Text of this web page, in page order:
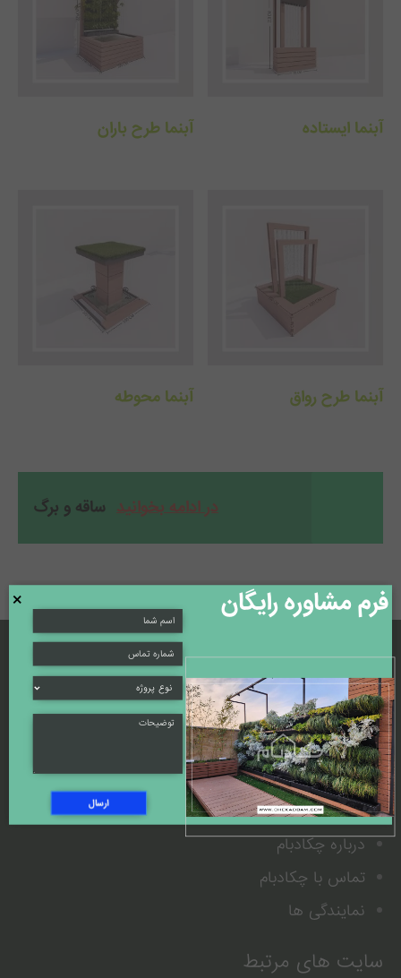
تماس با دفتر مرکزی
آبنما ایستاده آبنما طرح باران
آبنما طرح رواق آبنما محوطه
در ادامه بخوانید ساقه و برگ
.
چکاد بام ، سبز با دوام
---------------------
درباره چکادبام
تماس با چکادبام
نمایندگی ها
سایت های مرتبط
فرم مشاوره رایگان
ارسال
×